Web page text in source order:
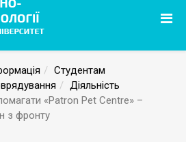
Студентам
Діяльність
«Patron Pet Centre» –
з фронту